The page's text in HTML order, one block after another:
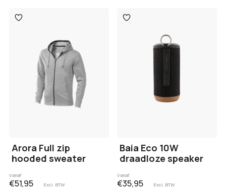
Toevoegen
aan
Arora Full zip
hooded sweater
Vanaf
€51,95 Excl. BTW
Toevoegen
aan
Baia Eco 10W
draadloze speaker
Vanaf
€35,95 Excl. BTW